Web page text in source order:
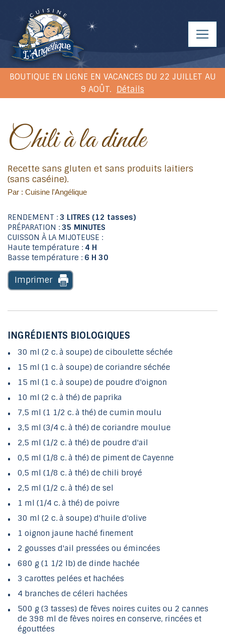
BOUTIQUE EN LIGNE EN VACANCES DU 22 JUILLET AU
9 AOÛT. Détails
Chili à la dinde
Recette sans gluten et sans produits laitiers
(sans caséine).
Par : Cuisine l'Angélique
RENDEMENT : 3 LITRES (12 tasses)
PRÉPARATION : 35 MINUTES
CUISSON À LA MIJOTEUSE :
Haute température : 4 H
Basse température : 6 H 30
Imprimer
INGRÉDIENTS BIOLOGIQUES
30 ml (2 c. à soupe) de ciboulette séchée
15 ml (1 c. à soupe) de coriandre séchée
15 ml (1 c. à soupe) de poudre d'oignon
10 ml (2 c. à thé) de paprika
7,5 ml (1 1/2 c. à thé) de cumin moulu
3,5 ml (3/4 c. à thé) de coriandre moulue
2,5 ml (1/2 c. à thé) de poudre d'ail
0,5 ml (1/8 c. à thé) de piment de Cayenne
0,5 ml (1/8 c. à thé) de chili broyé
2,5 ml (1/2 c. à thé) de sel
1 ml (1/4 c. à thé) de poivre
30 ml (2 c. à soupe) d'huile d'olive
1 oignon jaune haché finement
2 gousses d'ail pressées ou émincées
680 g (1 1/2 lb) de dinde hachée
3 carottes pelées et hachées
4 branches de céleri hachées
500 g (3 tasses) de fèves noires cuites ou 2 cannes
de 398 ml de fèves noires en conserve, rincées et
égouttées